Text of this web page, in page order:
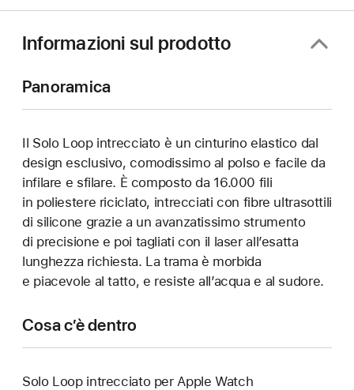
Informazioni sul prodotto
Panoramica
Il Solo Loop intrecciato è un cinturino elastico dal
design esclusivo, comodissimo al polso e facile da
infilare e sfilare. È composto da 16.000 fili
in poliestere riciclato, intrecciati con fibre ultrasottili
di silicone grazie a un avanzatissimo strumento
di precisione e poi tagliati con il laser all’esatta
lunghezza richiesta. La trama è morbida
e piacevole al tatto, e resiste all’acqua e al sudore.
Cosa c’è dentro
Solo Loop intrecciato per Apple Watch